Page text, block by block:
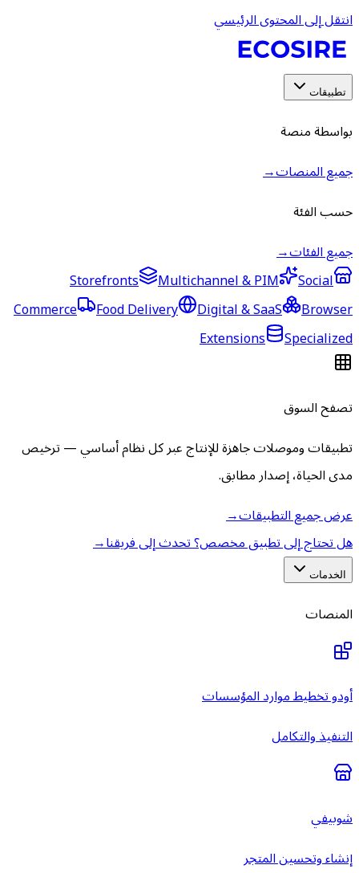
انتقل إلى المحتوى الرئيسي
تطبيقات
بواسطة منصة
جميع المنصات→
حسب الفئة
جميع الفئات→
Storefronts
Multichannel & PIM
Social
Commerce
Food Delivery Digital & SaaS
Browser
Extensions
Specialized
تصفح السوق
تطبيقات وموصلات جاهزة للإنتاج عبر كل نظام أساسي — ترخيص
مدى الحياة، إصدار مطابق.
عرض جميع التطبيقات→
هل تحتاج إلى تطبيق مخصص؟ تحدث إلى فريقنا→
الخدمات
المنصات
أودو تخطيط موارد المؤسسات
التنفيذ والتكامل
شوبيفي
إنشاء وتحسين المتجر